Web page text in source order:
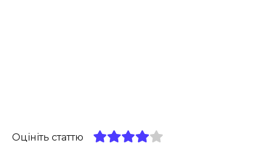
Оцініть статтю